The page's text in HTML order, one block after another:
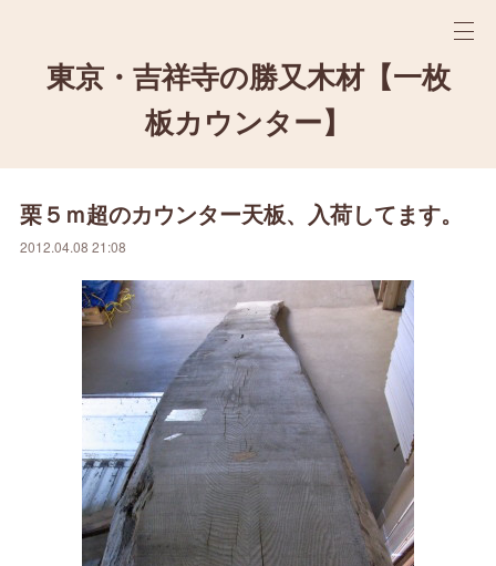
東京・吉祥寺の勝又木材【一枚
板カウンター】
栗５ｍ超のカウンター天板、入荷してます。
2012.04.08 21:08